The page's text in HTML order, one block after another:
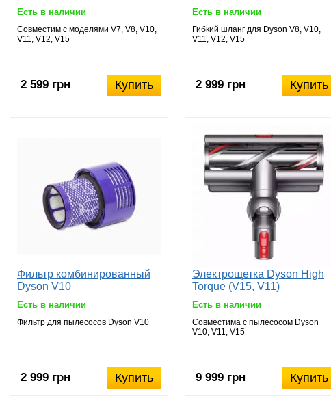
Есть в наличии
Совместим с моделями V7, V8, V10,
V11, V12, V15
Купить
2 599 грн
Есть в наличии
Гибкий шланг для Dyson V8, V10,
V11, V12, V15
Купить
2 999 грн
Фильтр комбинированный
Dyson V10
Есть в наличии
Фильтр для пылесосов Dyson V10
Купить
2 999 грн
Электрощетка Dyson High
Torque (V15, V11)
Есть в наличии
Совместима с пылесосом Dyson
V10, V11, V15
Купить
9 999 грн